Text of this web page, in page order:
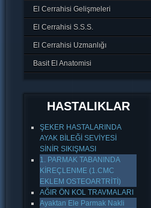
El Cerrahisi Gelişmeleri
El Cerrahisi S.S.S.
El Cerrahisi Uzmanlığı
Basit El Anatomisi
HASTALIKLAR
ŞEKER HASTALARINDA
AYAK BİLEĞİ SEVİYESİ
SİNİR SIKIŞMASI
1. PARMAK TABANINDA
KİREÇLENME (1.CMC
EKLEM OSTEOARTRİTİ)
AĞIR ÖN KOL TRAVMALARI
Ayaktan Ele Parmak Nakli